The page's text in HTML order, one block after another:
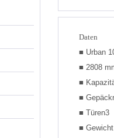
Daten
■ Urban
■ 2808
■
■
■ Türen3
■